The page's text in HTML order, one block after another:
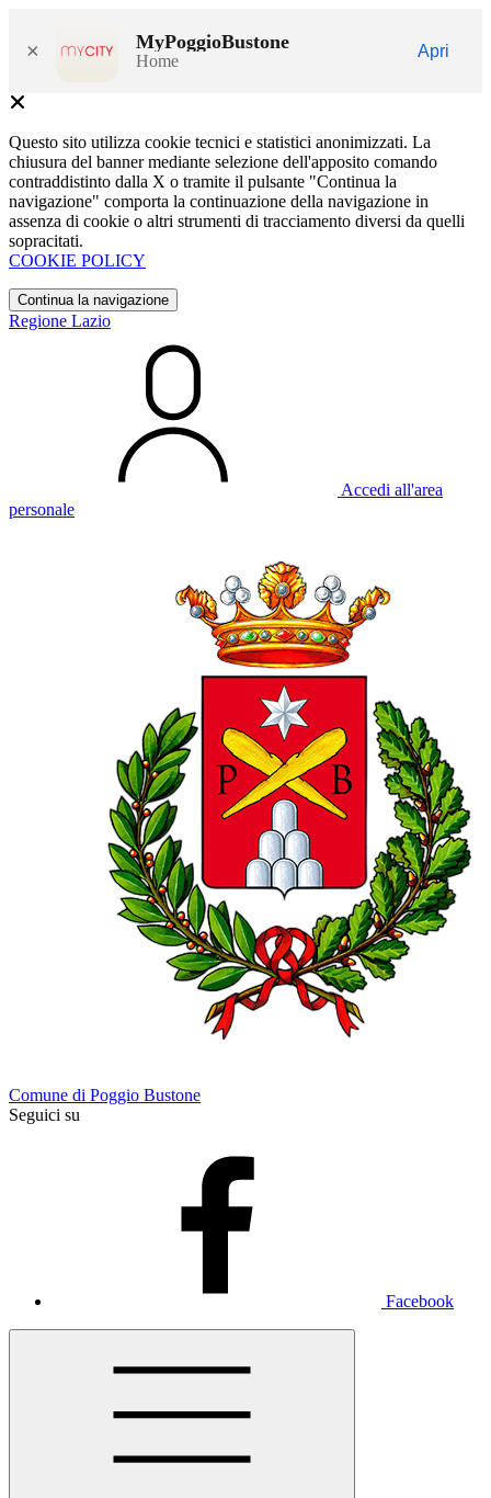
× MyPoggioBustone
Home
Apri
Questo sito utilizza cookie tecnici e statistici anonimizzati. La
chiusura del banner mediante selezione dell'apposito comando
contraddistinto dalla X o tramite il pulsante "Continua la
navigazione" comporta la continuazione della navigazione in
assenza di cookie o altri strumenti di tracciamento diversi da quelli
sopracitati.
COOKIE POLICY
Continua la navigazione
Regione Lazio
Accedi all'area
personale
Comune di Poggio Bustone
Seguici su
Facebook